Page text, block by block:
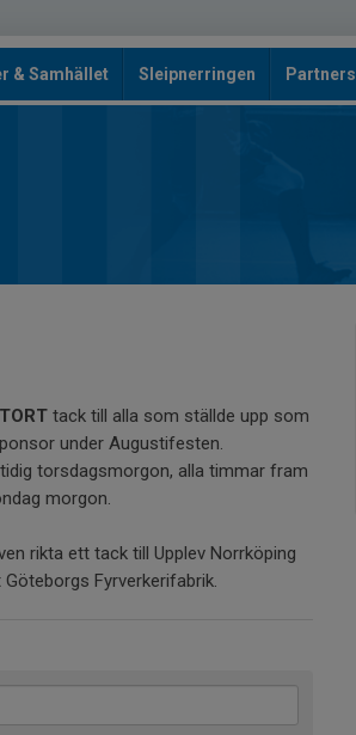
& Samhället Sleipnerringen Partners
tack till alla som ställde upp som
under Augustifesten.
torsdagsmorgon, alla timmar fram
morgon.
rikta ett tack till Upplev Norrköping
Göteborgs Fyrverkerifabrik.